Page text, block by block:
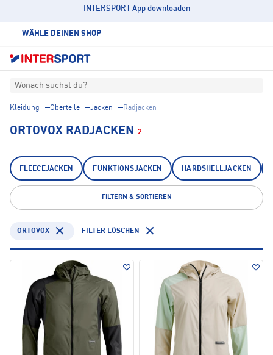
INTERSPORT App downloaden
WÄHLE DEINEN SHOP
Wonach suchst du?
Kleidung Oberteile Jacken Radjacken
ORTOVOX RADJACKEN 2
FLEECEJACKEN FUNKTIONSJACKEN HARDSHELLJACKEN
FILTERN & SORTIEREN
ORTOVOX FILTER LÖSCHEN